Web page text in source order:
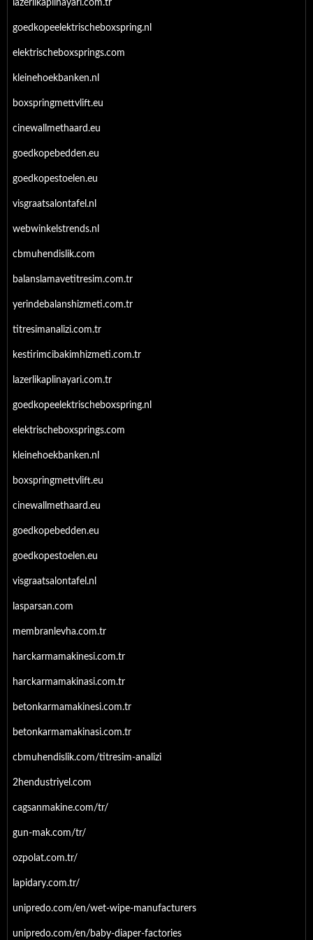
lazerlikaplinayari.com.tr
goedkopeelektrischeboxspring.nl
elektrischeboxsprings.com
kleinehoekbanken.nl
boxspringmettvlift.eu
cinewallmethaard.eu
goedkopebedden.eu
goedkopestoelen.eu
visgraatsalontafel.nl
webwinkelstrends.nl
cbmuhendislik.com
balanslamavetitresim.com.tr
yerindebalanshizmeti.com.tr
titresimanalizi.com.tr
kestirimcibakimhizmeti.com.tr
lazerlikaplinayari.com.tr
goedkopeelektrischeboxspring.nl
elektrischeboxsprings.com
kleinehoekbanken.nl
boxspringmettvlift.eu
cinewallmethaard.eu
goedkopebedden.eu
goedkopestoelen.eu
visgraatsalontafel.nl
lasparsan.com
membranlevha.com.tr
harckarmamakinesi.com.tr
harckarmamakinasi.com.tr
betonkarmamakinesi.com.tr
betonkarmamakinasi.com.tr
cbmuhendislik.com/titresim-analizi
2hendustriyel.com
cagsanmakine.com/tr/
gun-mak.com/tr/
ozpolat.com.tr/
lapidary.com.tr/
unipredo.com/en/wet-wipe-manufacturers
unipredo.com/en/baby-diaper-factories